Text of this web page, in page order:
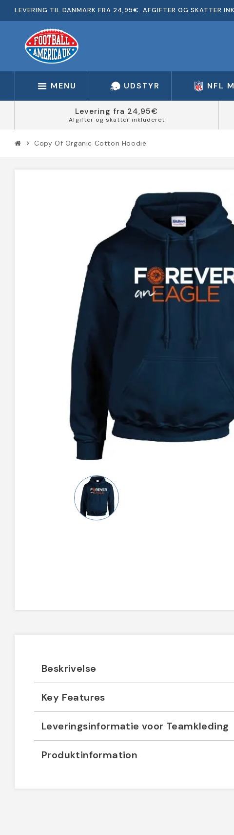
LEVERING TIL DANMARK FRA 24,95€. AFGIFTER OG SKATTER
MENU UDSTYR NFL
Levering fra 24,95€
Afgifter og skatter inkluderet
chevron_right Copy Of Organic Cotton Hoodie
Beskrivelse
Key Features
Leveringsinformatie voor Teamkleding
Produktinformation